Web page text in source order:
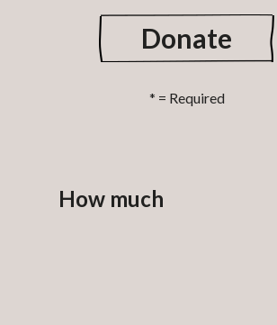
Donate
How much